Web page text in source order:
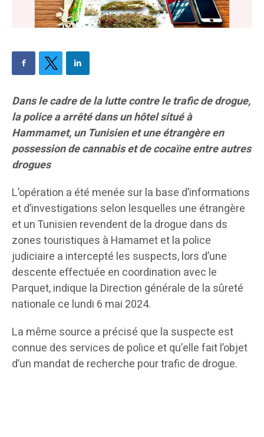
Dans le cadre de la lutte contre le trafic de drogue,
la police a arrêté dans un hôtel situé à
Hammamet, un Tunisien et une étrangère en
possession de cannabis et de cocaïne entre autres
drogues
L’opération a été menée sur la base d’informations
et d’investigations selon lesquelles une étrangère
et un Tunisien revendent de la drogue dans ds
zones touristiques à Hamamet et la police
judiciaire a intercepté les suspects, lors d’une
descente effectuée en coordination avec le
Parquet, indique la Direction générale de la sûreté
nationale ce lundi 6 mai 2024.
La même source a précisé que la suspecte est
connue des services de police et qu’elle fait l’objet
d’un mandat de recherche pour trafic de drogue.